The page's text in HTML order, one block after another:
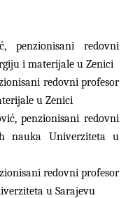
penzionisani redovni
i materijale u Zenici
redovni profesor
u Zenici
penzionisani redovni
nauka Univerziteta u
redovni profesor
u Sarajevu